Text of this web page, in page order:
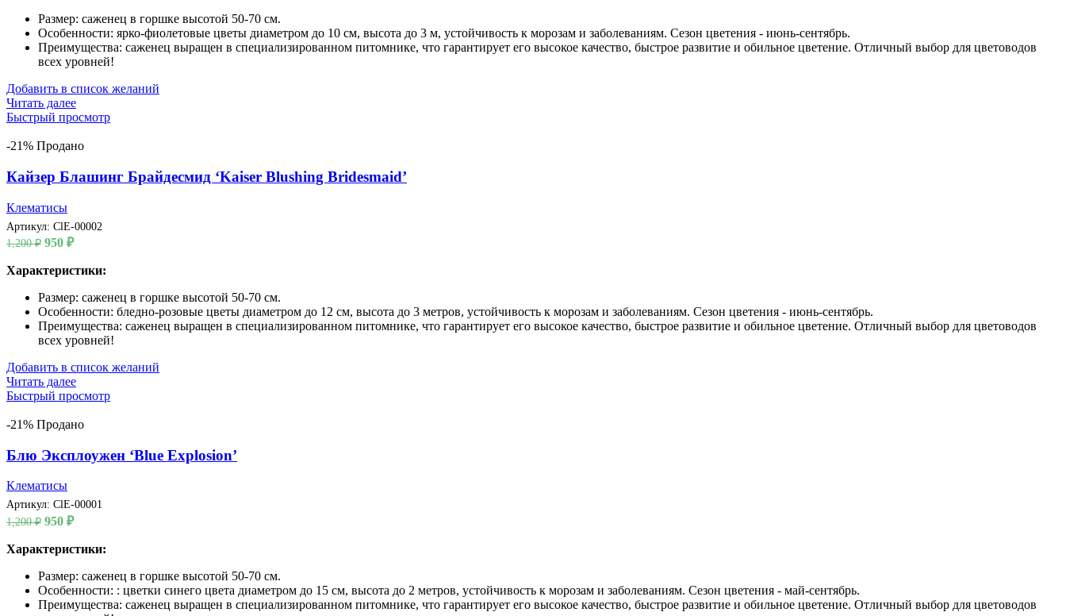
Размер: саженец в горшке высотой 50-70 см.
Особенности: ярко-фиолетовые цветы диаметром до 10 см, высота до 3 м, устойчивость к морозам и заболеваниям. Сезон цветения - июнь-сентябрь.
Преимущества: саженец выращен в специализированном питомнике, что гарантирует его высокое качество, быстрое развитие и обильное цветение. Отличный выбор для цветоводов
всех уровней!
Добавить в список желаний
Читать далее
Быстрый просмотр
-21% Продано
Кайзер Блашинг Брайдесмид ‘Kaiser Blushing Bridesmaid’
Клематисы
Артикул: ClE-00002
1,200₽ Первоначальная
составляла
950 ₽Текущая
950 ₽.
Характеристики:
Размер: саженец в горшке высотой 50-70 см.
Особенности: бледно-розовые цветы диаметром до 12 см, высота до 3 метров, устойчивость к морозам и заболеваниям. Сезон цветения - июнь-сентябрь.
Преимущества: саженец выращен в специализированном питомнике, что гарантирует его высокое качество, быстрое развитие и обильное цветение. Отличный выбор для цветоводов
всех уровней!
Добавить в список желаний
Читать далее
Быстрый просмотр
-21% Продано
Блю Эксплоужен ‘Blue Explosion’
Клематисы
Артикул: ClE-00001
1,200₽ Первоначальная
составляла
950 ₽Текущая
950 ₽.
Характеристики:
Размер: саженец в горшке высотой 50-70 см.
Особенности: : цветки синего цвета диаметром до 15 см, высота до 2 метров, устойчивость к морозам и заболеваниям. Сезон цветения - май-сентябрь.
Преимущества: саженец выращен в специализированном питомнике, что гарантирует его высокое качество, быстрое развитие и обильное цветение. Отличный выбор для цветоводов